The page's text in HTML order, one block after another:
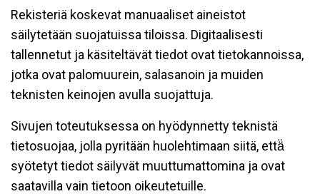
Rekisteriä koskevat manuaaliset aineistot
säilytetään suojatuissa tiloissa. Digitaalisesti
tallennetut ja käsiteltävät tiedot ovat tietokannoissa,
jotka ovat palomuurein, salasanoin ja muiden
teknisten keinojen avulla suojattuja.
Sivujen toteutuksessa on hyödynnetty teknistä
tietosuojaa, jolla pyritään huolehtimaan siitä, että̈
syötetyt tiedot säilyvät muuttumattomina ja ovat
saatavilla vain tietoon oikeutetuille.